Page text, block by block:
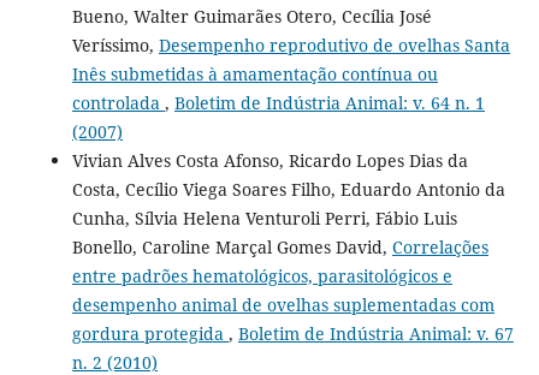
Bueno, Walter Guimarães Otero, Cecília José
Veríssimo, Desempenho reprodutivo de ovelhas Santa
Inês submetidas à amamentação contínua ou
controlada , Boletim de Indústria Animal: v. 64 n. 1
(2007)
Vivian Alves Costa Afonso, Ricardo Lopes Dias da
Costa, Cecílio Viega Soares Filho, Eduardo Antonio da
Cunha, Sílvia Helena Venturoli Perri, Fábio Luis
Bonello, Caroline Marçal Gomes David, Correlações
entre padrões hematológicos, parasitológicos e
desempenho animal de ovelhas suplementadas com
gordura protegida , Boletim de Indústria Animal: v. 67
n. 2 (2010)